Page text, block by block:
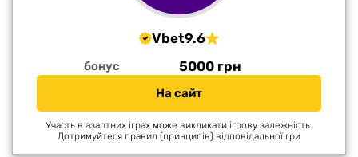
Vbet9.6
бонус 5000 грн
На сайт
Участь в азартних іграх може викликати ігрову залежність.
Дотримуйтеся правил (принципів) відповідальної гри